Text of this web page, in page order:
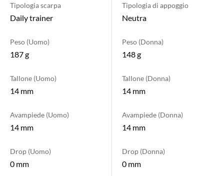
Tipologia scarpa
Daily trainer
Tipologia di appoggio
Neutra
Peso (Uomo)
187 g
Peso (Donna)
148 g
Tallone (Uomo)
14 mm
Tallone (Donna)
14 mm
Avampiede (Uomo)
14 mm
Avampiede (Donna)
14 mm
Drop (Uomo)
0 mm
Drop (Donna)
0 mm